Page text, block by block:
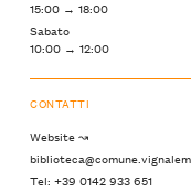
15:00 → 18:00
Sabato
10:00 → 12:00
CONTATTI
Website ↝
Tel: +39 0142 933 651